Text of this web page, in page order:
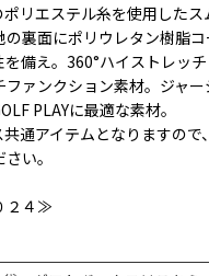
リエステル糸を使用したス
裏面にポリウレタン樹脂
備え。360°ハイストレッ
ァンクション素材。ジャ
PLAYに最適な素材。
通アイテムとなりますので
い。
２４≫